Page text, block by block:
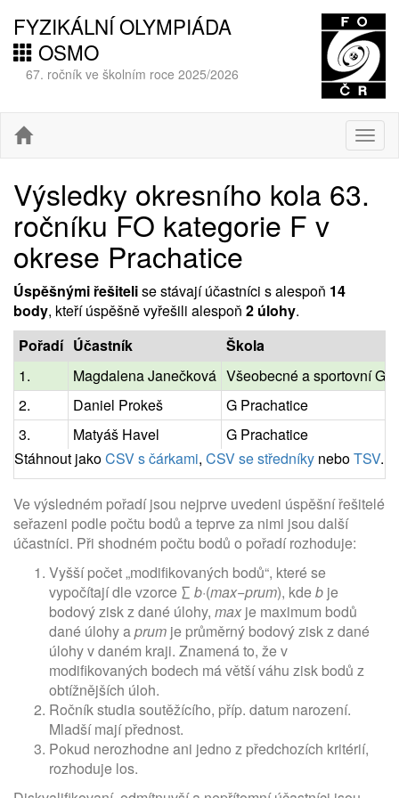
FYZIKÁLNÍ OLYMPIÁDA
OSMO
67. ročník ve školním roce 2025/2026
Výsledky okresního kola 63.
ročníku FO kategorie F v
okrese Prachatice
Úspěšnými řešitelise stávají účastníci s alespoň 14
body, kteří úspěšně vyřešili alespoň 2 úlohy.
Pořadí Účastník
Škola
1.
Magdalena Janečková Všeobecné a sportovní G
2.
Daniel Prokeš
G Prachatice
3.
Matyáš Havel
G Prachatice
Stáhnout jakoCSV s čárkami, CSV se středníky neboTSV.
Ve výsledném pořadí jsou nejprve uvedeni úspěšní řešitelé
seřazeni podle počtu bodů a teprve za nimi jsou další
účastníci. Při shodném počtu bodů o pořadí rozhoduje:
Vyšší počet „modifikovaných bodů“, které se
vypočítají dle vzorce ∑ b·(max−prum), kdeb je
bodový zisk z dané úlohy, max je maximum bodů
dané úlohy aprum je průměrný bodový zisk z dané
úlohy v daném kraji. Znamená to, že v
modifikovaných bodech má větší váhu zisk bodů z
obtížnějších úloh.
Ročník studia soutěžícího, příp. datum narození.
Mladší mají přednost.
Pokud nerozhodne ani jedno z předchozích kritérií,
rozhoduje los.